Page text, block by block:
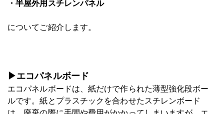
・半屋外用スチレンパネル
についてご紹介します。
▶エコパネルボード
エコパネルボードは、紙だけで作られた薄型強化段ボー
ルです。紙とプラスチックを合わせたスチレンボード